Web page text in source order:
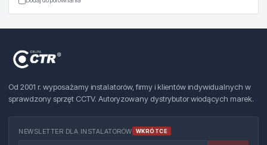
Od 2001 r. wyposażamy instalatorów, firmy i klientów indywidualnych w
sprawdzony sprzęt CCTV. Autoryzowany dystrybutor wiodących marek.
NEWSLETTER DLA INSTALATORÓW WKRÓTCE